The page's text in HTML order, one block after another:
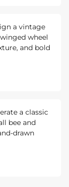
a vintage
wheel
and bold
a classic
bee and
drawn